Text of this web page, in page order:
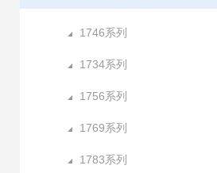
1746系列
1734系列
1756系列
1769系列
1783系列